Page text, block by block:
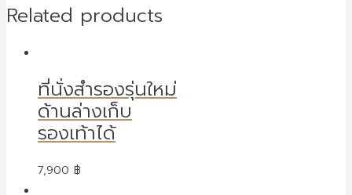
Related products
ที่นั่งสำรองรุ่นใหม่
ด้านล่างเก็บ
รองเท้าได้
7,900 ฿